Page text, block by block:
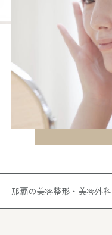
那覇の美容整形・美容外科